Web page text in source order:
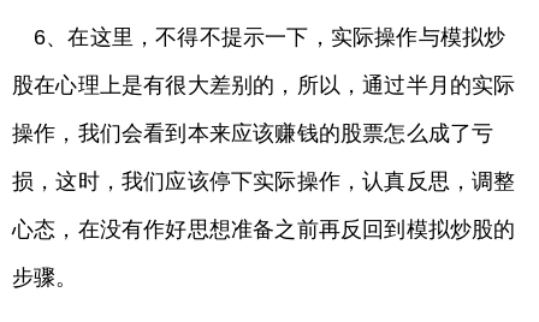
6、在这里，不得不提示一下，实际操作与模拟炒
股在心理上是有很大差别的，所以，通过半月的实际
操作，我们会看到本来应该赚钱的股票怎么成了亏
损，这时，我们应该停下实际操作，认真反思，调整
心态，在没有作好思想准备之前再反回到模拟炒股的
步骤。